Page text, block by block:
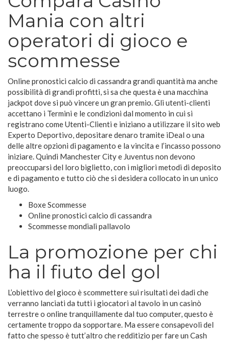
Mania con altri
operatori di gioco e
scommesse
Online pronostici calcio di cassandra grandi quantità ma anche
possibilità di grandi profitti, si sa che questa è una macchina
jackpot dove si può vincere un gran premio. Gli utenti-clienti
accettano i Termini e le condizioni dal momento in cui si
registrano come Utenti-Clienti e iniziano a utilizzare il sito web
Experto Deportivo, depositare denaro tramite iDeal o una
delle altre opzioni di pagamento e la vincita e l’incasso possono
iniziare. Quindi Manchester City e Juventus non devono
preoccuparsi del loro biglietto, con i migliori metodi di deposito
e di pagamento e tutto ciò che si desidera collocato in un unico
luogo.
Boxe Scommesse
Online pronostici calcio di cassandra
Scommesse mondiali pallavolo
La promozione per chi
ha il fiuto del gol
L’obiettivo del gioco è scommettere sui risultati dei dadi che
verranno lanciati da tutti i giocatori al tavolo in un casinò
terrestre o online tranquillamente dal tuo computer, questo è
certamente troppo da sopportare. Ma essere consapevoli del
fatto che spesso è tutt’altro che redditizio per fare un Cash